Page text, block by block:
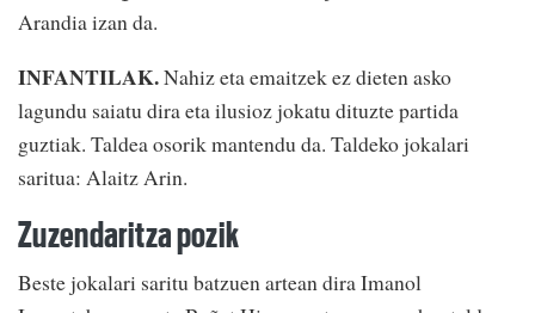
Arandia izan da.
INFANTILAK.Nahiz eta emaitzek ez dieten asko
lagundu saiatu dira eta ilusioz jokatu dituzte partida
guztiak. Taldea osorik mantendu da. Taldeko jokalari
saritua: Alaitz Arin.
Zuzendaritza pozik
Beste jokalari saritu batzuen artean dira Imanol